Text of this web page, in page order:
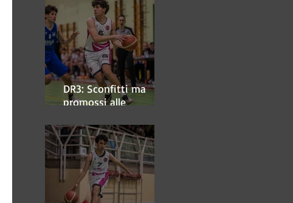
DR3: Sconfitti ma
promossi alle